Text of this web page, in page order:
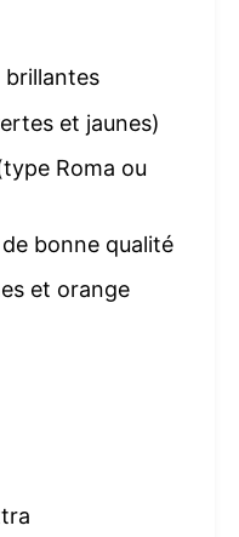
brillantes
et jaunes)
Roma ou
bonne qualité
et orange